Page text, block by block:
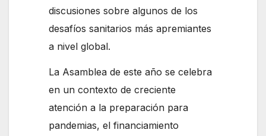
discusiones sobre algunos de los
desafíos sanitarios más apremiantes
a nivel global.
La Asamblea de este año se celebra
en un contexto de creciente
atención a la preparación para
pandemias, el financiamiento